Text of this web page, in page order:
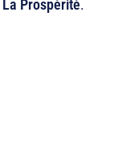
La Prospérité.